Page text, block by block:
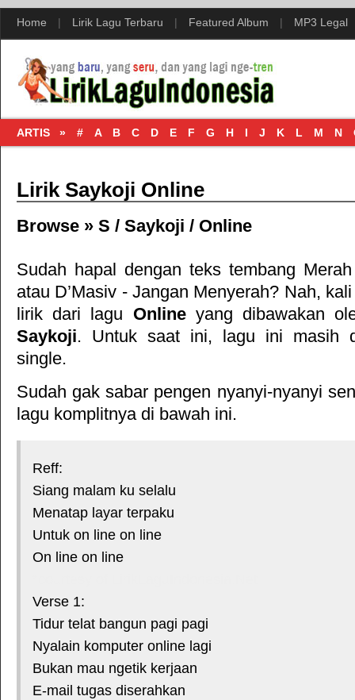
Home | Lirik Lagu Terbaru | Featured Album | MP3 Legal
ARTIS » # A B C D E F G H I J K L M N
Lirik Saykoji Online
Browse » S / Saykoji / Online
Sudah hapal dengan teks tembang
atau D’Masiv - Jangan Menyerah? Nah,
lirik dari lagu Onlineyang dibawakan
Saykoji. Untuk saat ini, lagu ini masih
single.
Sudah gak sabar pengen nyanyi-nyanyi
lagu komplitnya di bawah ini.
Reff:
Siang malam ku selalu
Menatap layar terpaku
Untuk on line on line
On line on line
Verse 1:
Tidur telat bangun pagi pagi
Nyalain komputer online lagi
Bukan mau ngetik kerjaan
E-mail tugas diserahkan